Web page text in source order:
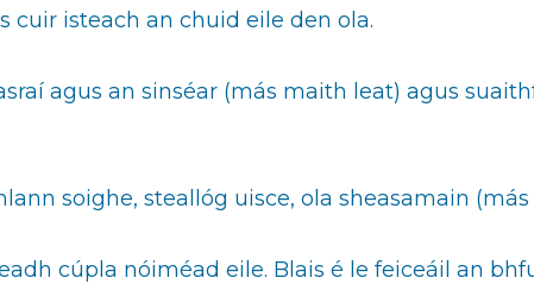
cuir isteach an chuid eile den ola.
agus an sinséar (más maith leat) agus
soighe, steallóg uisce, ola sheasamain
cúpla nóiméad eile. Blais é le feiceáil an